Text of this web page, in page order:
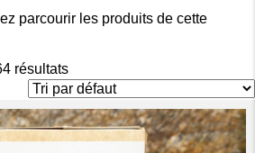
parcourir les produits de cette
résultats